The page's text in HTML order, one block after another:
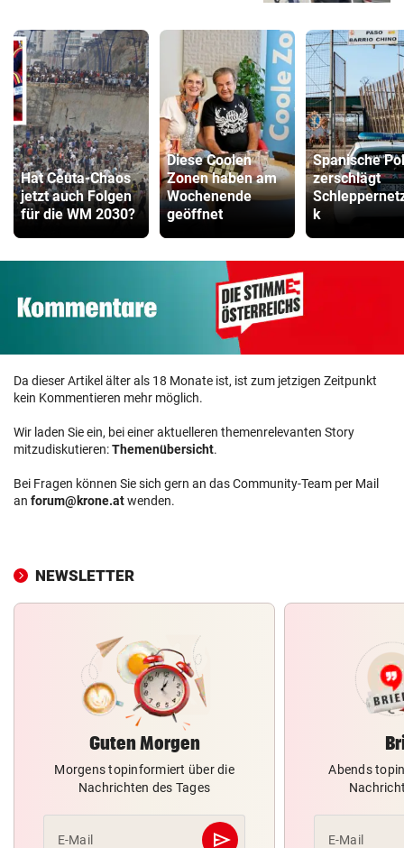
Hat Ceuta-Chaos
jetzt auch Folgen
für die WM 2030?
Diese Coolen
Zonen haben am
Wochenende
geöffnet
Spanische
zerschlägt
k
Da dieser Artikel älter als 18 Monate ist, ist zum jetzigen Zeitpunkt
kein Kommentieren mehr möglich.
Wir laden Sie ein, bei einer aktuelleren themenrelevanten Story
mitzudiskutieren:Themenübersicht.
Bei Fragen können Sie sich gern an das Community-Team per Mail
an forum@krone.atwenden.
NEWSLETTER
Guten Morgen
Morgens topinformiert über die
Nachrichten des Tages
E-Mail send
Abschicken
Abends
E-Mail